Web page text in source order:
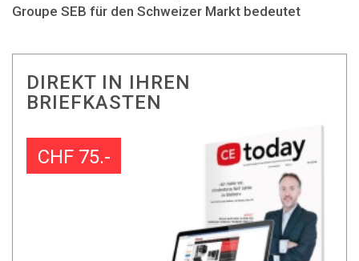
Groupe SEB für den Schweizer Markt bedeutet
DIREKT IN IHREN
BRIEFKASTEN
CHF 75.-